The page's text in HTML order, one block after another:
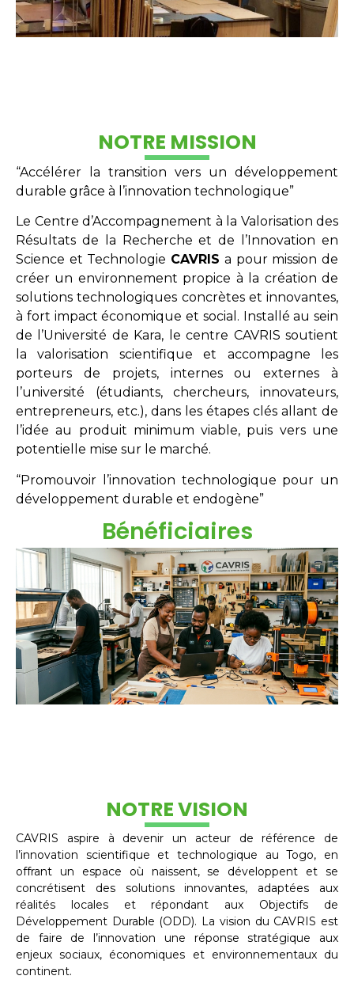
NOTRE MISSION
“Accélérer la transition vers un développement
durable grâce à l’innovation technologique”
Le Centre d’Accompagnement à la Valorisation des
Résultats de la Recherche et de l’Innovation en
Science et Technologie CAVRIS a pour mission de
créer un environnement propice à la création de
solutions technologiques concrètes et innovantes,
à fort impact économique et social. Installé au sein
de l’Université de Kara, le centre CAVRIS soutient
la valorisation scientifique et accompagne les
porteurs de projets, internes ou externes à
l’université (étudiants, chercheurs, innovateurs,
entrepreneurs, etc.), dans les étapes clés allant de
l’idée au produit minimum viable, puis vers une
potentielle mise sur le marché.
“Promouvoir l’innovation technologique pour un
développement durable et endogène”
Bénéficiaires
Étudiants Néo-diplômés Doctorants
Chercheurs
Innovateurs
Entreprises acteurs sociaux.
NOTRE VISION
CAVRIS aspire à devenir un acteur de référence de
l’innovation scientifique et technologique au Togo, en
offrant un espace où naissent, se développent et se
concrétisent des solutions innovantes, adaptées aux
réalités locales et répondant aux Objectifs de
Développement Durable (ODD). La vision du CAVRIS est
de faire de l’innovation une réponse stratégique aux
enjeux sociaux, économiques et environnementaux du
continent.